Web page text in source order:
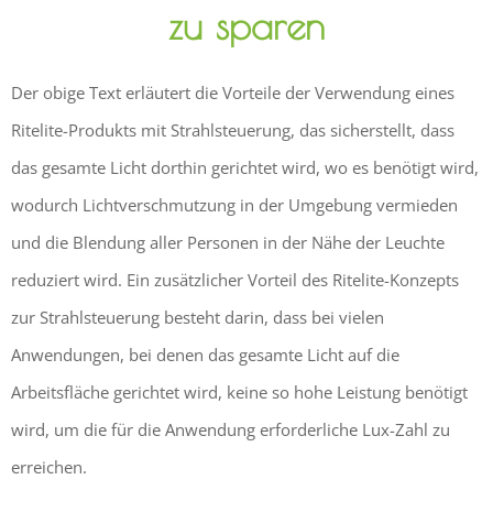
zu sparen
Der obige Text erläutert die Vorteile der Verwendung eines
Ritelite-Produkts mit Strahlsteuerung, das sicherstellt, dass
das gesamte Licht dorthin gerichtet wird, wo es benötigt wird,
wodurch Lichtverschmutzung in der Umgebung vermieden
und die Blendung aller Personen in der Nähe der Leuchte
reduziert wird. Ein zusätzlicher Vorteil des Ritelite-Konzepts
zur Strahlsteuerung besteht darin, dass bei vielen
Anwendungen, bei denen das gesamte Licht auf die
Arbeitsfläche gerichtet wird, keine so hohe Leistung benötigt
wird, um die für die Anwendung erforderliche Lux-Zahl zu
erreichen.